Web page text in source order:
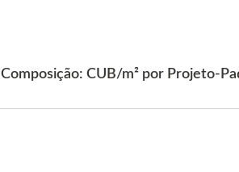
Composição: CUB/m² por Projeto-